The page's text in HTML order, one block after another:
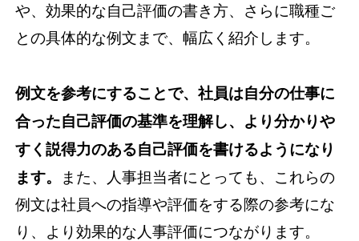
や、効果的な自己評価の書き方、さらに職種ご
との具体的な例文まで、幅広く紹介します。
例文を参考にすることで、社員は自分の仕事に
合った自己評価の基準を理解し、より分かりや
すく説得力のある自己評価を書けるようになり
ます。
また、人事担当者にとっても、これらの
例文は社員への指導や評価をする際の参考にな
り、より効果的な人事評価につながります。